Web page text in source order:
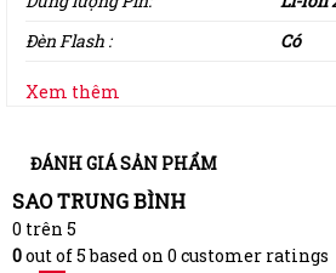
ĐÁNH GIÁ SẢN PHẨM
SAO TRUNG BÌNH
0 trên 5
0out of5based on 0 customer ratings
Đèn Flash :
Có
Xem thêm